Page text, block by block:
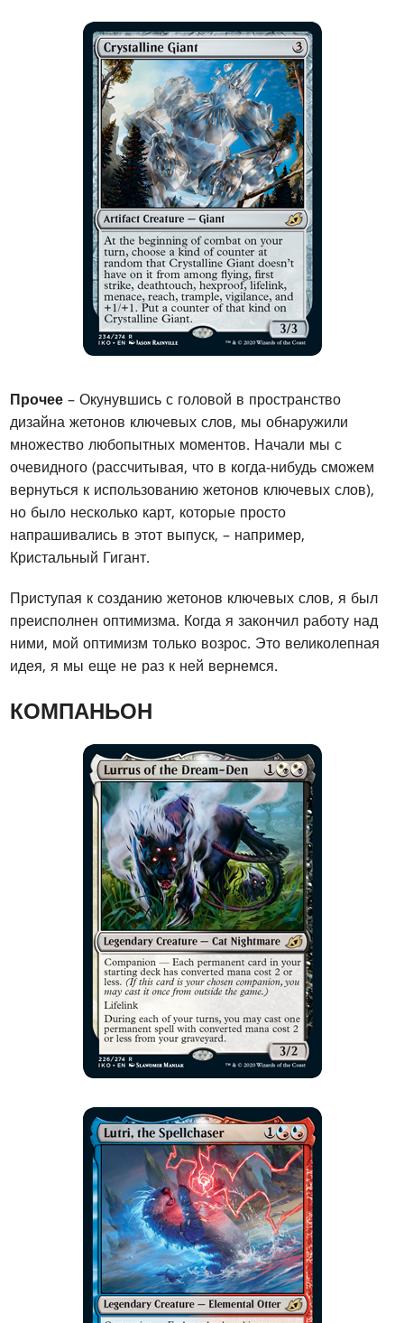
Прочее – Окунувшись с головой в пространство
дизайна жетонов ключевых слов, мы обнаружили
множество любопытных моментов. Начали мы с
очевидного (рассчитывая, что в когда-нибудь сможем
вернуться к использованию жетонов ключевых слов),
но было несколько карт, которые просто
напрашивались в этот выпуск, – например,
Кристальный Гигант.
Приступая к созданию жетонов ключевых слов, я был
преисполнен оптимизма. Когда я закончил работу над
ними, мой оптимизм только возрос. Это великолепная
идея, я мы еще не раз к ней вернемся.
КОМПАНЬОН